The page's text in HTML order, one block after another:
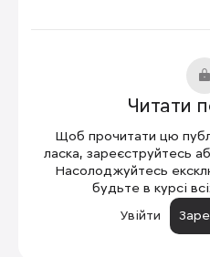
Читати
Щоб прочитати цю
ласка, зареєструйтесь
Насолоджуйтесь
будьте в курсі
Увійти